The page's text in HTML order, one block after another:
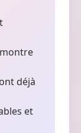
déjà
et